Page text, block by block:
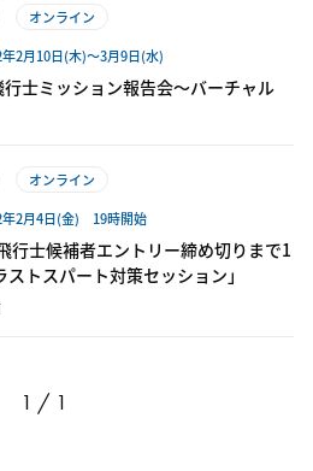
オンライン
2月10日(木)～3月9日(水)
行士ミッション報告会～バーチャル
オンライン
年2月4日(金) 19時開始
行士候補者エントリー締め切りまで1
ストスパート対策セッション」
1 / 1